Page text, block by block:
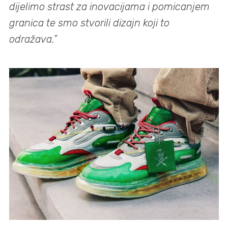
dijelimo strast za inovacijama i pomicanjem
granica te smo stvorili dizajn koji to
odražava.”